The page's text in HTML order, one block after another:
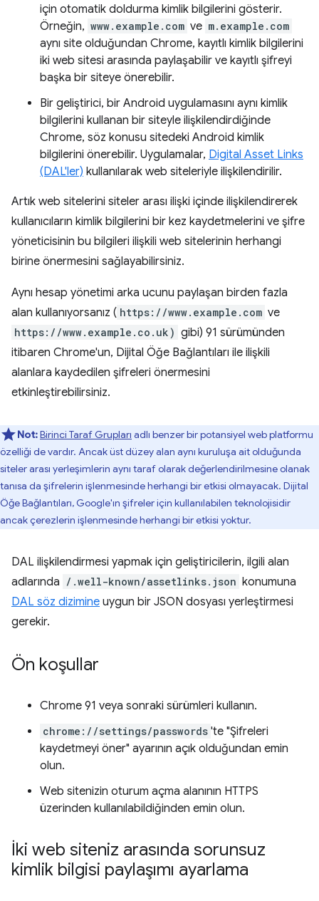
için otomatik doldurma kimlik bilgilerini gösterir.
Örneğin, www.example.com ve m.example.com
aynı site olduğundan Chrome, kayıtlı kimlik bilgilerini
iki web sitesi arasında paylaşabilir ve kayıtlı şifreyi
başka bir siteye önerebilir.
Bir geliştirici, bir Android uygulamasını aynı kimlik
bilgilerini kullanan bir siteyle ilişkilendirdiğinde
Chrome, söz konusu sitedeki Android kimlik
bilgilerini önerebilir. Uygulamalar, Digital Asset Links
(DAL'ler) kullanılarak web siteleriyle ilişkilendirilir.
Artık web sitelerini siteler arası ilişki içinde ilişkilendirerek
kullanıcıların kimlik bilgilerini bir kez kaydetmelerini ve şifre
yöneticisinin bu bilgileri ilişkili web sitelerinin herhangi
birine önermesini sağlayabilirsiniz.
Aynı hesap yönetimi arka ucunu paylaşan birden fazla
alan kullanıyorsanız ( https://www.example.com ve
https://www.example.co.uk) gibi) 91 sürümünden
itibaren Chrome'un, Dijital Öğe Bağlantıları ile ilişkili
alanlara kaydedilen şifreleri önermesini
etkinleştirebilirsiniz.
Not:Birinci Taraf Grupları adlı benzer bir potansiyel web platformu
özelliği de vardır. Ancak üst düzey alan aynı kuruluşa ait olduğunda
siteler arası yerleşimlerin aynı taraf olarak değerlendirilmesine olanak
tanısa da şifrelerin işlenmesinde herhangi bir etkisi olmayacak. Dijital
Öğe Bağlantıları, Google'ın şifreler için kullanılabilen teknolojisidir
ancak çerezlerin işlenmesinde herhangi bir etkisi yoktur.
DAL ilişkilendirmesi yapmak için geliştiricilerin, ilgili alan
adlarında /.well-known/assetlinks.json konumuna
DAL söz dizimine uygun bir JSON dosyası yerleştirmesi
gerekir.
Ön koşullar
Chrome 91 veya sonraki sürümleri kullanın.
chrome://settings/passwords 'te "Şifreleri
kaydetmeyi öner" ayarının açık olduğundan emin
olun.
Web sitenizin oturum açma alanının HTTPS
üzerinden kullanılabildiğinden emin olun.
İki web siteniz arasında sorunsuz
kimlik bilgisi paylaşımı ayarlama